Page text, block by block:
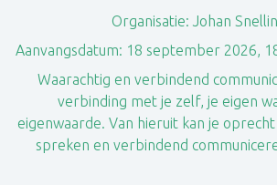
Organisatie: Johan
Aanvangsdatum: 18 september 2026,
Waarachtig en verbindend
verbinding met je zelf, je eigen
eigenwaarde. Van hieruit kan je
spreken en verbindend